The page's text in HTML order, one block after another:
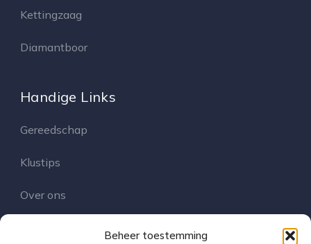
Beheer toestemming
Kettingzaag
Diamantboor
Handige Links
Gereedschap
Klustips
Over ons